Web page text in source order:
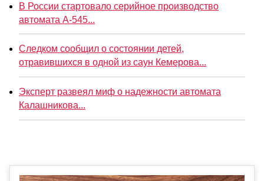
В России стартовало серийное производство
автомата А-545...
Следком сообщил о состоянии детей,
отравившихся в одной из саун Кемерова...
Эксперт развеял миф о надежности автомата
Калашникова...